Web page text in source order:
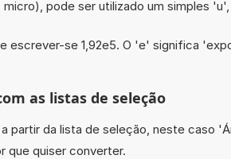
pode ser utilizado um simples
escrever-se 1,92e5. O 'e' significa
as listas de seleção
partir da lista de seleção, neste caso '
que quiser converter.